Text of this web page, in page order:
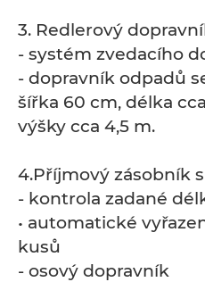
3. Redlerový
- systém zvedacího
- dopravník odpadů
šířka 60 cm, délka
výšky cca 4,5 m.
4.Příjmový zásobník
- kontrola zadané
• automatické
kusů
- osový dopravník